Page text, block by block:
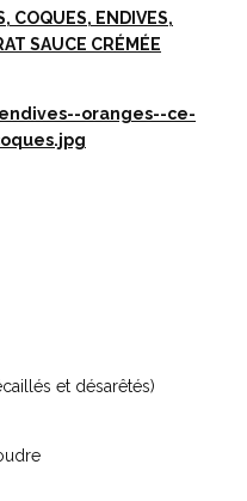
COQUES, ENDIVES,
SAUCE CRÉMÉE
et désarêtés)